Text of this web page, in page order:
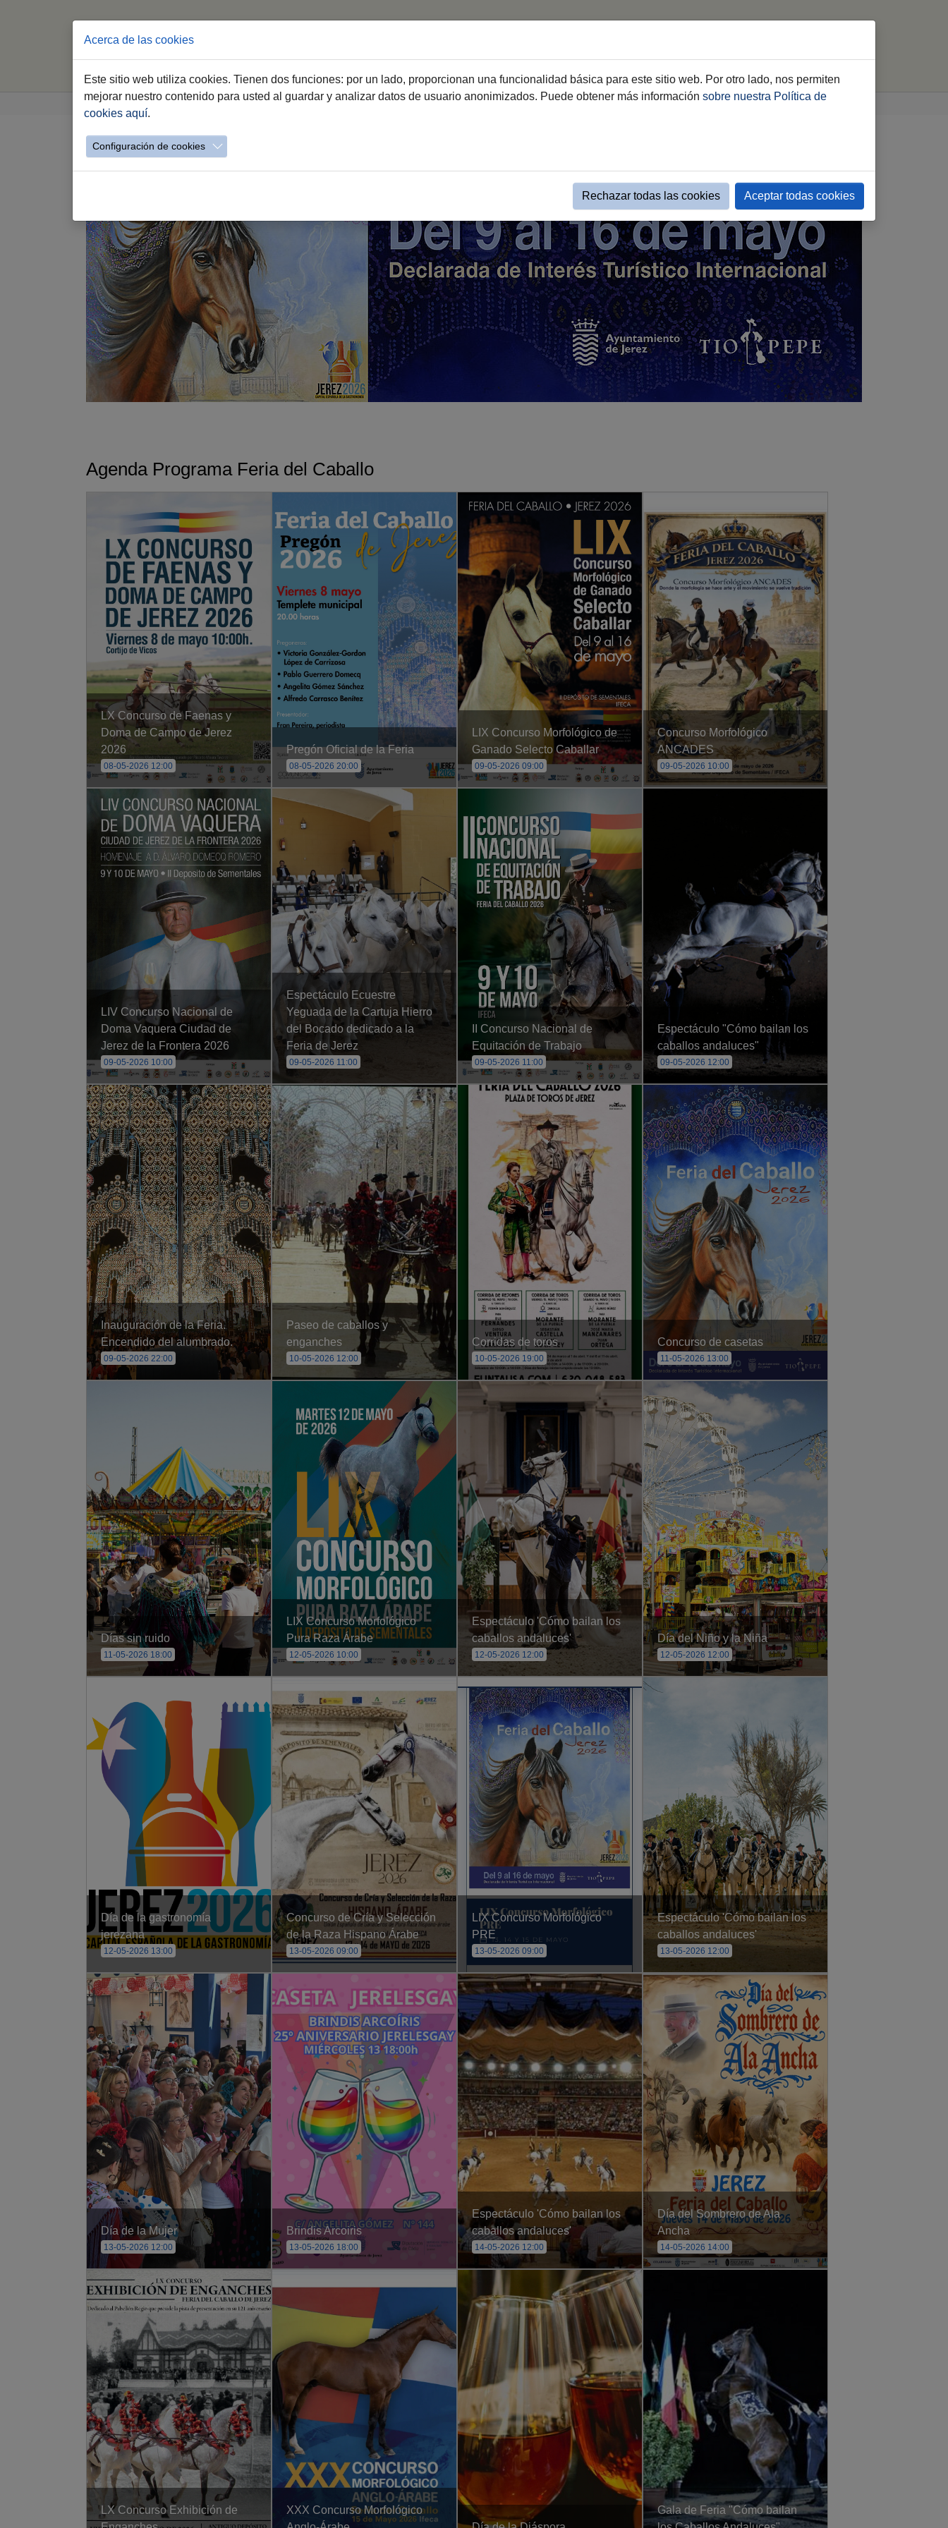
Jerez.es Especiales Feria Jerez 2026 Agenda Feria
Agenda Programa Feria del Caballo
LX Concurso de Faenas y
Doma de Campo de Jerez
2026
08-05-2026 12:00
Pregón Oficial de la Feria
08-05-2026 20:00
LIX Concurso Morfológico de
Ganado Selecto Caballar
09-05-2026 09:00
Concurso Morfológico
ANCADES
09-05-2026 10:00
LIV Concurso Nacional de
Doma Vaquera Ciudad de
Jerez de la Frontera 2026
09-05-2026 10:00
Espectáculo Ecuestre
Yeguada de la Cartuja Hierro
del Bocado dedicado a la
Feria de Jerez
09-05-2026 11:00
II Concurso Nacional de
Equitación de Trabajo
09-05-2026 11:00
Espectáculo "Cómo bailan los
caballos andaluces"
09-05-2026 12:00
Inauguración de la Feria.
Encendido del alumbrado.
09-05-2026 22:00
Paseo de caballos y
enganches
10-05-2026 12:00
Corridas de toros
10-05-2026 19:00
Concurso de casetas
11-05-2026 13:00
Días sin ruido
11-05-2026 18:00
LIX Concurso Morfológico
Pura Raza Árabe
12-05-2026 10:00
Espectáculo 'Cómo bailan los
caballos andaluces'
12-05-2026 12:00
Día del Niño y la Niña
12-05-2026 12:00
Día de la gastronomía
jerezana
12-05-2026 13:00
Concurso de Cría y Selección
de la Raza Hispano Árabe
13-05-2026 09:00
LIX Concurso Morfológico
PRE
13-05-2026 09:00
Espectáculo 'Cómo bailan los
caballos andaluces'
13-05-2026 12:00
Día de la Mujer
13-05-2026 12:00
Brindis Arcoiris
13-05-2026 18:00
Espectáculo 'Cómo bailan los
caballos andaluces'
14-05-2026 12:00
Día del Sombrero de Ala
Ancha
14-05-2026 14:00
LX Concurso Exhibición de
XXX Concurso Morfológico
Gala de Feria "Cómo bailan
Acerca de las cookies
Este sitio web utiliza cookies. Tienen dos funciones: por un lado, proporcionan una funcionalidad básica para este sitio web. Por otro lado, nos permiten
mejorar nuestro contenido para usted al guardar y analizar datos de usuario anonimizados. Puede obtener más información sobre nuestra Política de
cookies aquí.
Configuración de cookies
Rechazar todas las cookies Aceptar todas cookies